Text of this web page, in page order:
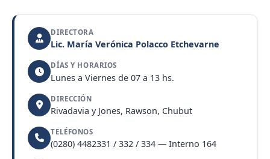
DIRECTORA
Lic. María Verónica Polacco Etchevarne
DÍAS Y HORARIOS
Lunes a Viernes de 07 a 13 hs.
DIRECCIÓN
Rivadavia y Jones, Rawson, Chubut
TELÉFONOS
(0280) 4482331 / 332 / 334 — Interno 164